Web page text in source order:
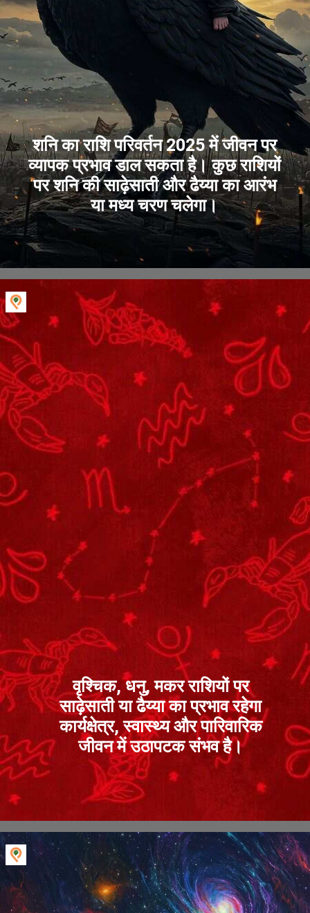
शनि का राशि परिवर्तन 2025 में जीवन पर
व्यापक प्रभाव डाल सकता है। कुछ राशियों
पर शनि की साढ़ेसाती और ढैय्या का आरंभ
या मध्य चरण चलेगा।
वृश्चिक, धनु, मकर राशियों पर
साढ़ेसाती या ढैय्या का प्रभाव रहेगा
कार्यक्षेत्र, स्वास्थ्य और पारिवारिक
जीवन में उठापटक संभव है।